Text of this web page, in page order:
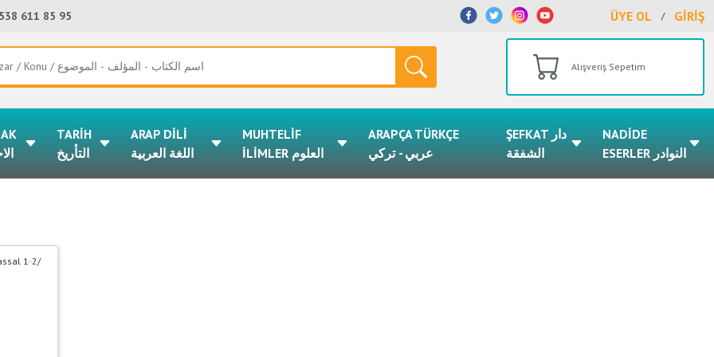
611 85 95 ÜYE OL / GİRİŞ
Alışveriş Sepetim
TARİH
التأريخ
ARAP DİLİ
اللغة العربية
MUHTELİF
İLİMLER العلوم
ARAPÇA TÜRKÇE
عربي - تركي
ŞEFKAT دار
الشفقة
NADİDE
ESERLER النوادر
%50
indirim